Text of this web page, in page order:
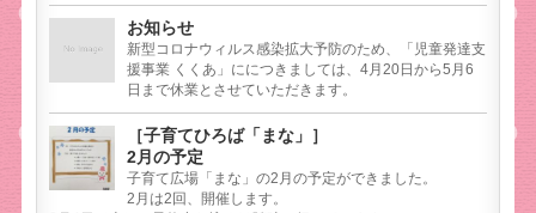
お知らせ
新型コロナウィルス感染拡大予防のため、「児童発達支
援事業 くくあ」ににつきましては、4月20日から5月6
日まで休業とさせていただきます。
［子育てひろば「まな」］
2月の予定
子育て広場「まな」の2月の予定ができました。
2月は2回、開催します。